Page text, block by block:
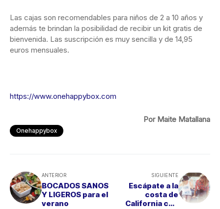
Las cajas son recomendables para niños de 2 a 10 años y
además te brindan la posibilidad de recibir un kit gratis de
bienvenida. Las suscripción es muy sencilla y de 14,95
euros mensuales.
https://www.onehappybox.com
Por Maite Matallana
Onehappybox
ANTERIOR
BOCADOS SANOS
Y LIGEROS para el
verano
SIGUIENTE
Escápate a la
costa de
California con